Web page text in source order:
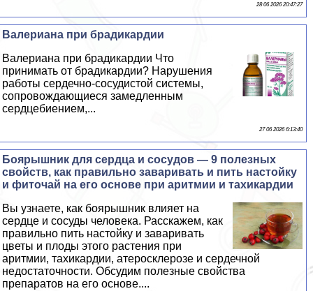
28 06 2026 20:47:27
Валериана при брадикардии
Валериана при брадикардии Что
принимать от брадикардии? Нарушения
работы сердечно-сосудистой системы,
сопровождающиеся замедленным
сердцебиением,...
27 06 2026 6:13:40
Боярышник для сердца и сосудов — 9 полезных
свойств, как правильно заваривать и пить настойку
и фиточай на его основе при аритмии и тахикардии
Вы узнаете, как боярышник влияет на
сердце и сосуды человека. Расскажем, как
правильно пить настойку и заваривать
цветы и плоды этого растения при
аритмии, тахикардии, атеросклерозе и сердечной
недостаточности. Обсудим полезные свойства
препаратов на его основе....